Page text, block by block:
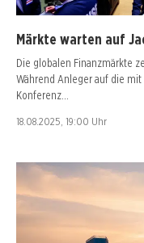
Märkte warten auf
Die globalen Finanzmärkte
Während Anleger auf die
Konferenz…
18.08.2025, 19:00 Uhr